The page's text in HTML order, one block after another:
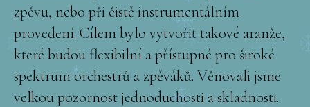
zpěvu, nebo při čistě instrumentálním
provedení. Cílem bylo vytvořit takové aranže,
které budou flexibilní a přístupné pro široké
spektrum orchestrů a zpěváků. Věnovali jsme
velkou pozornost jednoduchosti a skladnosti.